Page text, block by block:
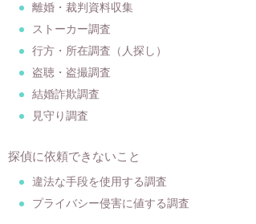
離婚・裁判資料収集
ストーカー調査
行方・所在調査（人探し）
盗聴・盗撮調査
結婚詐欺調査
見守り調査
探偵に依頼できないこと
違法な手段を使用する調査
プライバシー侵害に値する調査